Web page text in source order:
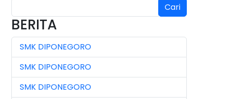
Jul 2025 (3)
Jul 2026 (4)
Jun 2023 (7)
Jun 2024 (3)
Cari
BERITA
SMK DIPONEGORO
SMK DIPONEGORO
SMK DIPONEGORO